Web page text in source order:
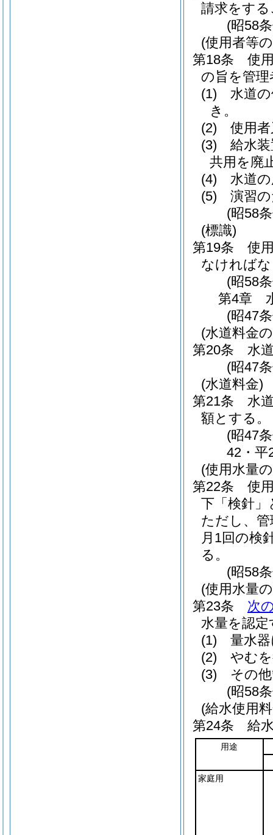
請求をす
(昭58
(使用者等
第18条
使
の旨を管
(1)
水道
き。
(2)
使用
(3)
給水
共用を廃
(4)
水道
(5)
演習
(昭58
(標識)
第19条
使
なければ
(昭58
第4章
(昭47
(水道料金
第20条
水
(昭47
(水道料金)
第21条
水
額とする。
(昭47
42・平
(使用水量
第22条
使
下「検針」
ただし、
月1回の検
る。
(昭58
(使用水量
第23条
次
水量を認定
(1)
量水
(2)
やむ
(3)
その
(昭58
(給水使用
第24条
給
用途
家庭用